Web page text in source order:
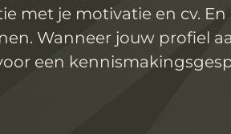
met je motivatie en cv.
Wanneer jouw profiel
een